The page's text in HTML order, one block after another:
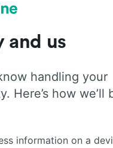
and us
handling your
Here’s how we’ll
information on a